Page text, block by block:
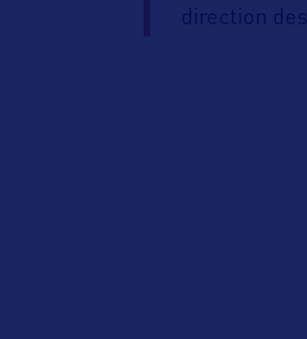
direction des